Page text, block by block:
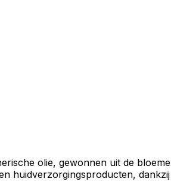
olie, gewonnen uit de
huidverzorgingsproducten,